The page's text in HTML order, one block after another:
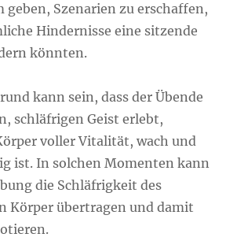
geben, Szenarien zu erschaffen,
Hindernisse eine sitzende
könnten.
kann sein, dass der Übende
schläfrigen Geist erlebt,
voller Vitalität, wach und
ist. In solchen Momenten kann
die Schläfrigkeit des
Körper übertragen und damit